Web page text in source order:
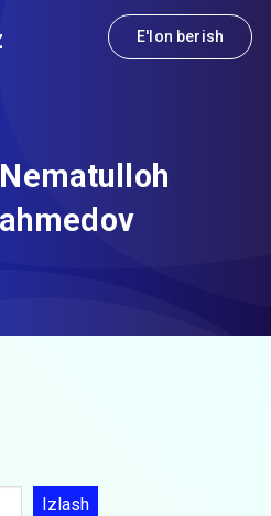
E'lon berish
Nematulloh
Izlash